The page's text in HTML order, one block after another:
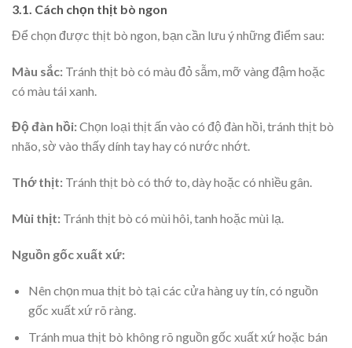
3.1. Cách chọn thịt bò ngon
Để chọn được thịt bò ngon, bạn cần lưu ý những điểm sau:
Màu sắc: Tránh thịt bò có màu đỏ sẫm, mỡ vàng đậm hoặc
có màu tái xanh.
Độ đàn hồi:Chọn loại thịt ấn vào có độ đàn hồi, tránh thịt bò
nhão, sờ vào thấy dính tay hay có nước nhớt.
Thớ thịt: Tránh thịt bò có thớ to, dày hoặc có nhiều gân.
Mùi thịt: Tránh thịt bò có mùi hôi, tanh hoặc mùi lạ.
Nguồn gốc xuất xứ:
Nên chọn mua thịt bò tại các cửa hàng uy tín, có nguồn
gốc xuất xứ rõ ràng.
Tránh mua thịt bò không rõ nguồn gốc xuất xứ hoặc bán